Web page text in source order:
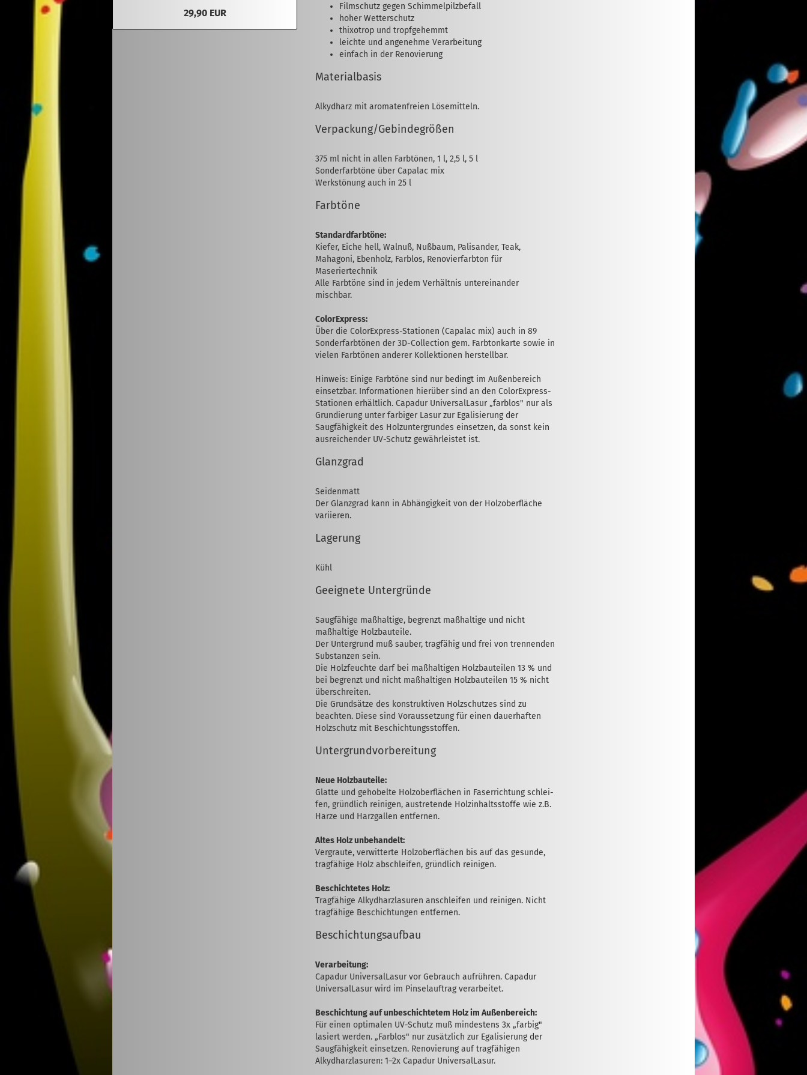
Filmschutz gegen Schimmelpilzbefall
hoher Wetterschutz
thixotrop und tropfgehemmt
leichte und angenehme Verarbeitung
einfach in der Renovierung
Materialbasis
Alkydharz mit aromatenfreien Lösemitteln.
Verpackung/Gebindegrößen
375 ml nicht in allen Farbtönen, 1 l, 2,5 l, 5 l
Sonderfarbtöne über Capalac mix
Werkstönung auch in 25 l
Farbtöne
Standardfarbtöne:
Kiefer, Eiche hell, Walnuß, Nußbaum, Palisander, Teak,
Mahagoni, Eben­holz, Farblos, Renovierfarbton für
Maseriertechnik
Alle Farbtöne sind in jedem Verhältnis unter­einander
mischbar.
ColorExpress:
Über die ColorExpress-Stationen (Capalac mix) auch in 89
Sonderfarbtönen der 3D-Collection gem. Farbtonkarte sowie in
vielen Farbtönen anderer Kollektionen her­stellbar.
Hinweis: Einige Farbtöne sind nur bedingt im Außenbereich
einsetzbar. Informationen hierüber sind an den ColorExpress-
Statio­nen erhältlich. Capadur UniversalLasur „farblos" nur als
Grundierung unter farbiger Lasur zur Egali­sie­rung der
Saugfähigkeit des Holz­unter­­­­­grundes einsetzen, da sonst kein
aus­reichen­der UV-Schutz gewährleistet ist.
Glanzgrad
Seidenmatt
Der Glanzgrad kann in Ab­hängigkeit von der Holzoberfläche
variieren.
Lagerung
Kühl
Geeignete Untergründe
Saugfähige maßhaltige, begrenzt maßhaltige und nicht
maßhaltige Holzbauteile.
Der Unter­­­grund muß sauber, tragfähig und frei von tren­nenden
Substanzen sein.
Die Holzfeuchte darf bei maßhaltigen Holz­bau­teilen 13 % und
bei begrenzt und nicht maß­haltigen Holzbauteilen 15 % nicht
über­schreiten.
Die Grundsätze des konstruktiven Holzschut­zes sind zu
beachten. Diese sind Vor­aus­setzung für einen dauerhaften
Holzschutz mit Beschichtungsstoffen.
Untergrundvorbereitung
Neue Holzbauteile:
Glatte und gehobelte Holzoberflächen in Faserrichtung schlei­­
fen, gründlich reinigen, austretende Holzinhaltsstoffe wie z.B.
Harze und Harz­gallen entfernen.
Altes Holz unbehandelt:
Vergraute, verwitterte Holzoberflächen bis auf das gesunde,
tragfähige Holz ab­schlei­fen, gründlich reinigen.
Beschichtetes Holz:
Tragfähige Alkydharzlasuren anschleifen und reinigen. Nicht
tragfähige Beschichtungen entfernen.
Beschichtungsaufbau
Verarbeitung:
Capadur UniversalLasur vor Gebrauch auf­rühren. Capadur
UniversalLasur wird im Pinsel­auf­trag verarbeitet.
Beschichtung auf unbeschichtetem Holz im Außenbereich:
Für einen optimalen UV-Schutz muß mindestens 3x „farbig"
lasiert werden. „Farblos" nur zusätzlich zur Egalisierung der
Saugfähigkeit einsetzen. Renovierung auf tragfähigen
Alkydharzlasuren: 1–2x Capadur UniversalLasur.
29,90 EUR